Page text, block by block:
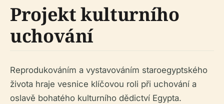
Projekt kulturního
uchování
Reprodukováním a vystavováním staroegyptského
života hraje vesnice klíčovou roli při uchování a
oslavě bohatého kulturního dědictví Egypta.